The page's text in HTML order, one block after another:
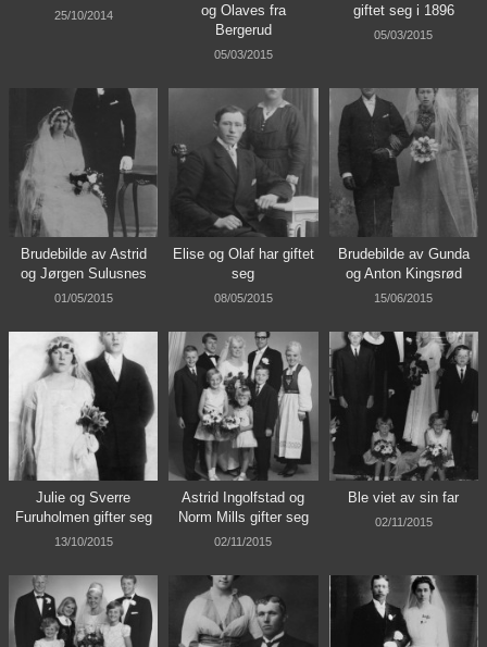
25/10/2014
og Olaves fra
Bergerud
05/03/2015
giftet seg i 1896
05/03/2015
Brudebilde av Astrid
og Jørgen Sulusnes
01/05/2015
Elise og Olaf har giftet
seg
08/05/2015
Brudebilde av Gunda
og Anton Kingsrød
15/06/2015
Julie og Sverre
Furuholmen gifter seg
13/10/2015
Astrid Ingolfstad og
Norm Mills gifter seg
02/11/2015
Ble viet av sin far
02/11/2015